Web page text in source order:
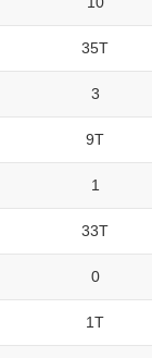
35T
3
9T
1
33T
0
1T